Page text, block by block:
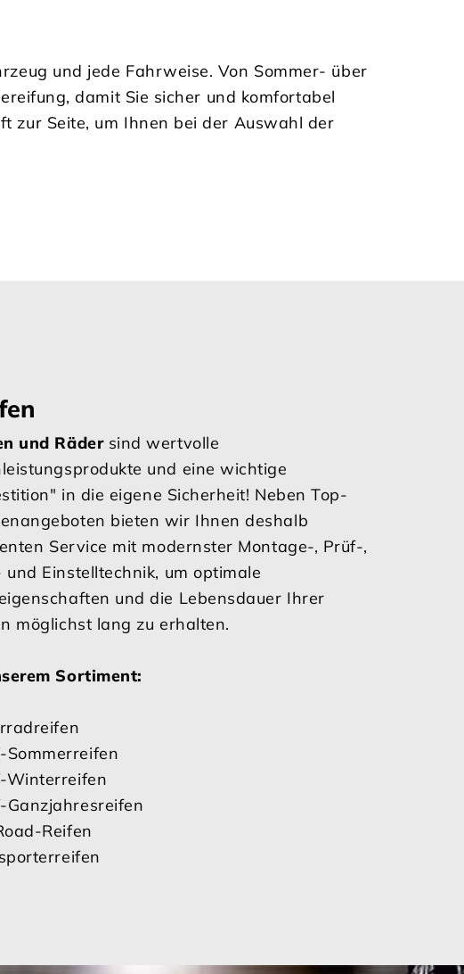
und jede Fahrweise. Von Sommer- über
damit Sie sicher und komfortabel
zur Seite, um Ihnen bei der Auswahl der
und Rädersind wertvolle
und eine wichtige
in die eigene Sicherheit! Neben Top-
bieten wir Ihnen deshalb
Service mit modernster Montage-, Prüf-,
und Einstelltechnik, um optimale
und die Lebensdauer Ihrer
möglichst lang zu erhalten.
Sortiment:
Sommerreifen
Winterreifen
Ganzjahresreifen
Reifen